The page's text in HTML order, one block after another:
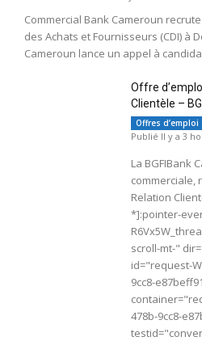
Commercial Bank Cameroun
des Achats et Fournisseurs (CDI) à
Cameroun lance un appel à
Offre
Clientèle –
Offres d’emploi
Publié Il y a 3
La BGFIBank
commerciale,
Relation
*]:pointer-
scroll-mt-"
id="request-
9cc8-
478b-9cc8-